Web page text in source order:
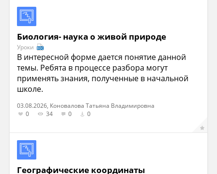
Биология- наука о живой природе
Уроки
В интересной форме дается понятие данной
темы. Ребята в процессе разбора могут
применять знания, полученные в начальной
школе.
03.08.2026, Коновалова Татьяна Владимировна
0
34 0 0
Географические координаты